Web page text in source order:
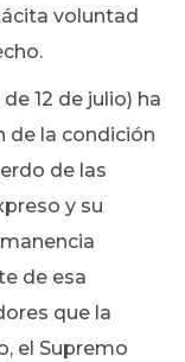
voluntad
12 de julio) ha
de la condición
de las
y su
de esa
que la
el Supremo